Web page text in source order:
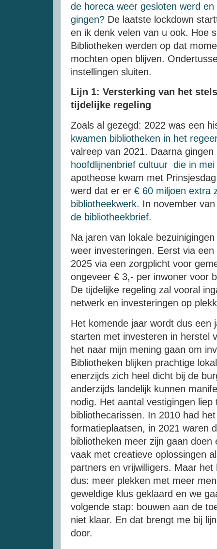
de horeca weer gesloten werd
gingen? De laatste lockdown
en ik denk velen van u ook. Hoe
Bibliotheken werden op dat
mochten open blijven.
instellingen sluiten.
Lijn 1: Versterking van het
tijdelijke regeling
Zoals al gezegd: 2022 was een
kwamen bibliotheken in het
valreep van 2021. Daarna
hoofdlijnenbrief cultuur die in
apotheose kwam met
werd dat er er € 60 miljoen extra
bibliotheekwerk. In november
de bibliotheekbrief.
Na jaren van lokale
weer investeringen. Eerst via
2025 via een zorgplicht voor
ongeveer € 3,- per inwoner voor
De tijdelijke regeling zal vooral
netwerk en investeringen op
Het komende jaar wordt dus een
starten met investeren in herstel
het naar mijn mening gaan om
Bibliotheken blijken prachtige
enerzijds zich heel dicht bij de
anderzijds landelijk kunnen
nodig. Het aantal vestigingen
bibliothecarissen. In 2010 had
formatieplaatsen, in 2021 waren
bibliotheken meer zijn gaan
vaak met creatieve oplossingen
partners en vrijwilligers. Maar
dus: meer plekken met meer
geweldige klus geklaard en we
volgende stap: bouwen aan de
niet klaar. En dat brengt me bij
door.